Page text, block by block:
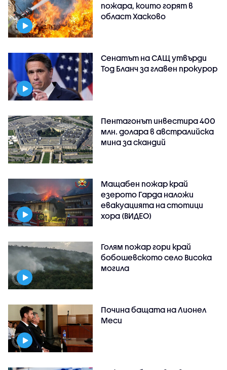
пожара, които горят в
област Хасково
Сенатът на САЩ утвърди
Тод Бланч за главен прокурор
Пентагонът инвестира 400
млн. долара в австралийска
мина за скандий
Мащабен пожар край
езерото Гарда наложи
евакуацията на стотици
хора (ВИДЕО)
Голям пожар гори край
бобошевското село Висока
могила
Почина бащата на Лионел
Меси